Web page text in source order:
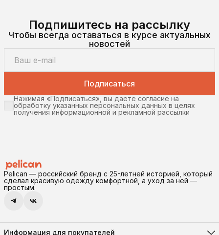
Подпишитесь на рассылку
Чтобы всегда оставаться в курсе актуальных
новостей
Подписаться
Нажимая «Подписаться», вы даете согласие на
обработку указанных персональных данных в целях
получения информационной и рекламной рассылки
Pelican — российский бренд с 25-летней историей, который
сделал красивую одежду комфортной, а уход за ней —
простым.
Информация для покупателей